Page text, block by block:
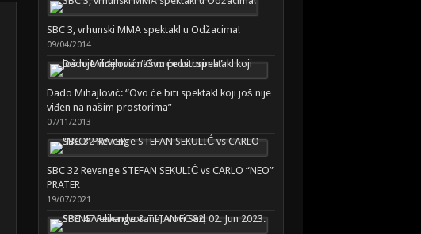
SBC 3, vrhunski MMA spektakl u Odžacima!
09/04/2014
Dado Mihajlović: “Ovo će biti spektakl koji još nije
viđen na našim prostorima”
07/11/2013
SBC 32 Revenge STEFAN SEKULIĆ vs CARLO “NEO”
PRATER
19/07/2021